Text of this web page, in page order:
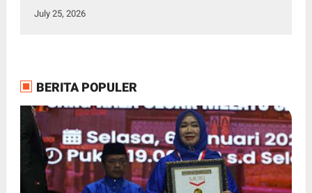
July 25, 2026
BERITA POPULER